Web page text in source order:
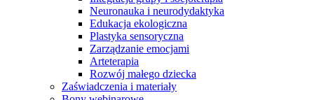
Neuronauka i neurodydaktyka
Edukacja ekologiczna
Plastyka sensoryczna
Zarządzanie emocjami
Arteterapia
Rozwój małego dziecka
Zaświadczenia i materiały